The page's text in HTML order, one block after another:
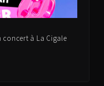
concert à La Cigale